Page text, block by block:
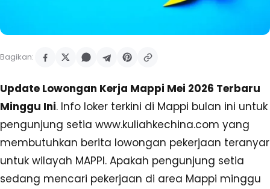
Bagikan:
Update Lowongan Kerja Mappi Mei 2026 Terbaru
Minggu Ini. Info loker terkini di Mappi bulan ini untuk
pengunjung setia www.kuliahkechina.com yang
membutuhkan berita lowongan pekerjaan teranyar
untuk wilayah MAPPI. Apakah pengunjung setia
sedang mencari pekerjaan di area Mappi minggu